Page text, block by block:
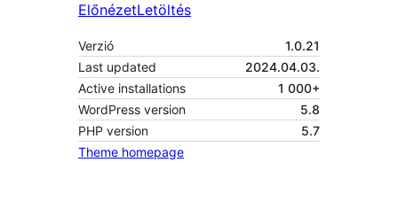
ElőnézetLetöltés
Verzió
1.0.21
Last updated
2024.04.03.
Active installations
1 000+
WordPress version
5.8
PHP version
5.7
Theme homepage